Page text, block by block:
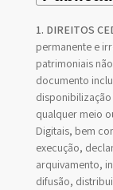
1. DIREITOS
permanente e
patrimoniais
documento
qualquer meio
Digitais, bem
execução,
arquivamento,
difusão,